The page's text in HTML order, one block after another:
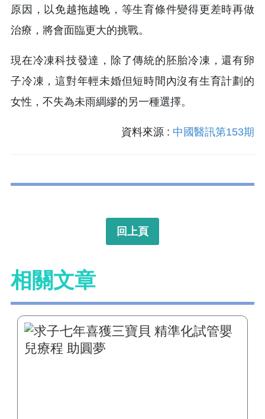
原因，以免越拖越晚，等生育條件變得更差時再做
治療，將會面臨更大的挑戰。
現在冷凍科技發達，除了傳統的胚胎冷凍，還有卵
子冷凍，這對年輕未婚但短時間內沒有生育計劃的
女性，不失為未雨綢繆的另一種選擇。
資料來源 : 中國醫訊第153期
回上頁
相關文章